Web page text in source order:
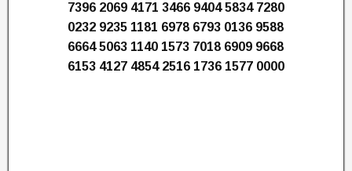
7396 2069 4171 3466 9404 5834 7280
0232 9235 1181 6978 6793 0136 9588
6664 5063 1140 1573 7018 6909 9668
6153 4127 4854 2516 1736 1577 0000